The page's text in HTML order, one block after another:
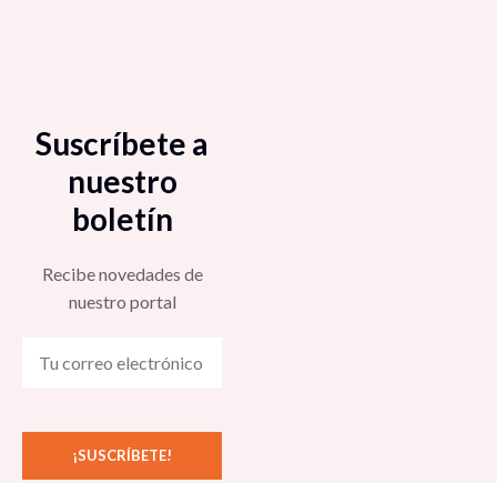
Suscríbete a
nuestro
boletín
Recibe novedades de
nuestro portal